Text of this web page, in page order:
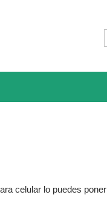
celular lo puedes poner